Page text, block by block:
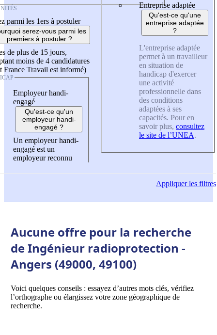
parmi les 1ers à postuler
serez-vous parmi les
premiers à postuler ?
de plus de 15 jours,
moins de 4 candidatures
France Travail est informé)
Employeur handi-
engagé
Qu'est-ce qu'un
employeur handi-
engagé ?
Un employeur handi-
engagé est un
employeur reconnu
Entreprise adaptée
Qu'est-ce qu'une
entreprise adaptée
?
L'entreprise adaptée
permet à un travailleur
en situation de
handicap d'exercer
une activité
professionnelle dans
des conditions
adaptées à ses
capacités. Pour en
savoir plus, consultez
le site de l’UNEA.
Appliquerles filtres
Aucune offre pour la recherche
de Ingénieur radioprotection -
Angers (49000, 49100)
Voici quelques conseils : essayez d’autres mots clés, vérifiez
l’orthographe ou élargissez votre zone géographique de
recherche.